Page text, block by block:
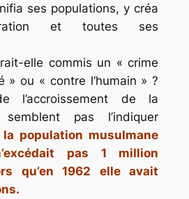
ses populations, y créa
et toutes ses
elle commis un « crime
» ou « contre l’humain » ?
l’accroissement de la
pas l’indiquer
la population musulmane
pas 1 million
qu’en 1962 elle avait